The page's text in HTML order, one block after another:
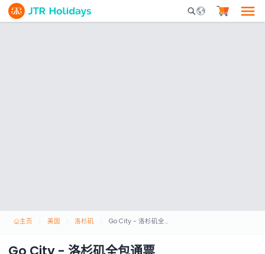
Mobile Search
主页 美国 洛杉矶 Go City - 洛杉矶全包通票